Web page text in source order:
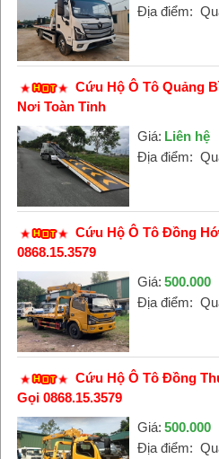
Địa điểm:
Cứu Hộ Ô Tô Quảng
Nơi Toàn Tỉnh
Giá: Liên hệ
Địa điểm:
Cứu Hộ Ô Tô Đồng
0868.15.3579
Giá: 500.000
Địa điểm:
Cứu Hộ Ô Tô Đồng
Gọi 0868.15.3579
Giá: 500.000
Địa điểm: